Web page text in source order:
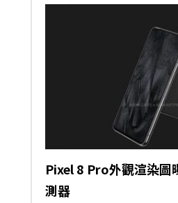
Pixel 8 Pro外觀渲染
測器